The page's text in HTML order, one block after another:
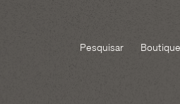
Pesquisar